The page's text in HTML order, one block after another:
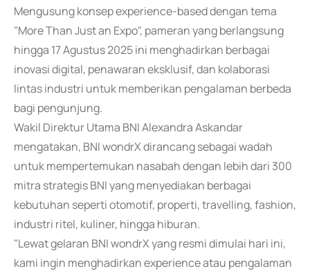
Mengusung konsep experience-based dengan tema
"More Than Just an Expo", pameran yang berlangsung
hingga 17 Agustus 2025 ini menghadirkan berbagai
inovasi digital, penawaran eksklusif, dan kolaborasi
lintas industri untuk memberikan pengalaman berbeda
bagi pengunjung.
Wakil Direktur Utama BNI Alexandra Askandar
mengatakan, BNI wondrX dirancang sebagai wadah
untuk mempertemukan nasabah dengan lebih dari 300
mitra strategis BNI yang menyediakan berbagai
kebutuhan seperti otomotif, properti, travelling, fashion,
industri ritel, kuliner, hingga hiburan.
"Lewat gelaran BNI wondrX yang resmi dimulai hari ini,
kami ingin menghadirkan experience atau pengalaman